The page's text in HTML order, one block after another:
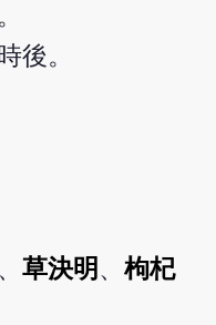
後。
草決明 、枸杞